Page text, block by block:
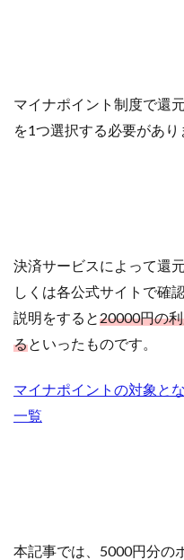
マイナポイント制度で還
を1つ選択する必要があり
決済サービスによって還
しくは各公式サイトで確
説明をすると20000円の
るといったものです。
マイナポイントの対象と
一覧
本記事では、5000円分の